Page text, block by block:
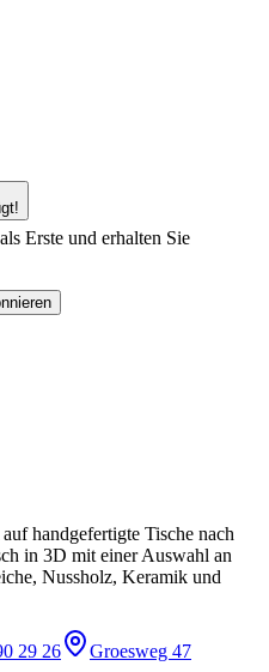
Erste und erhalten Sie
handgefertigte Tische nach
in 3D mit einer Auswahl an
Nussholz, Keramik und
29 26
Groesweg 47